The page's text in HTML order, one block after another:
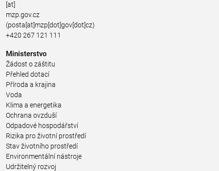
[at]
mzp.gov.cz
(posta[at]mzp[dot]gov[dot]cz)
+420 267 121 111
Ministerstvo
Žádost o záštitu
Přehled dotací
Příroda a krajina
Voda
Klima a energetika
Ochrana ovzduší
Odpadové hospodářství
Rizika pro životní prostředí
Stav životního prostředí
Environmentální nástroje
Udržitelný rozvoj